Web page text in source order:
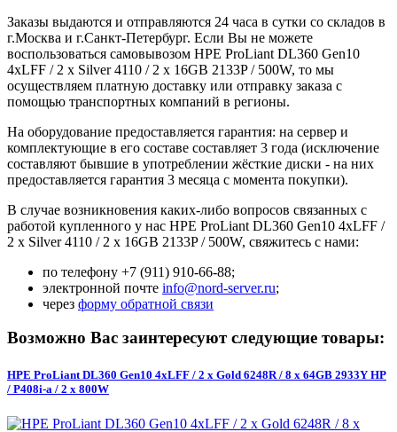
Заказы выдаются и отправляются 24 часа в сутки со складов в
г.Москва и г.Санкт-Петербург. Если Вы не можете
воспользоваться самовывозом HPE ProLiant DL360 Gen10
4xLFF / 2 x Silver 4110 / 2 x 16GB 2133P / 500W, то мы
осуществляем платную доставку или отправку заказа с
помощью транспортных компаний в регионы.
На оборудование предоставляется гарантия: на сервер и
комплектующие в его составе составляет 3 года (исключение
составляют бывшие в употреблении жёсткие диски - на них
предоставляется гарантия 3 месяца с момента покупки).
В случае возникновения каких-либо вопросов связанных с
работой купленного у нас HPE ProLiant DL360 Gen10 4xLFF /
2 x Silver 4110 / 2 x 16GB 2133P / 500W, свяжитесь с нами:
по телефону +7 (911) 910-66-88;
электронной почте info@nord-server.ru;
через форму обратной связи
Возможно Вас заинтересуют следующие товары:
HPE ProLiant DL360 Gen10 4xLFF / 2 x Gold 6248R / 8 x 64GB 2933Y HP
/ P408i-a / 2 x 800W